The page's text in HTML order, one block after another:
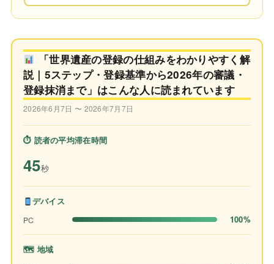
「世界遺産の登録の仕組みをわかりやすく解
説｜5ステップ・登録基準から2026年の審議・
登録抹消まで」はこんな人に読まれています
2026年6月7日 〜 2026年7月7日
⏱ 読者の平均滞在時間
45秒
デバイス
PC 100%
🗺 地域